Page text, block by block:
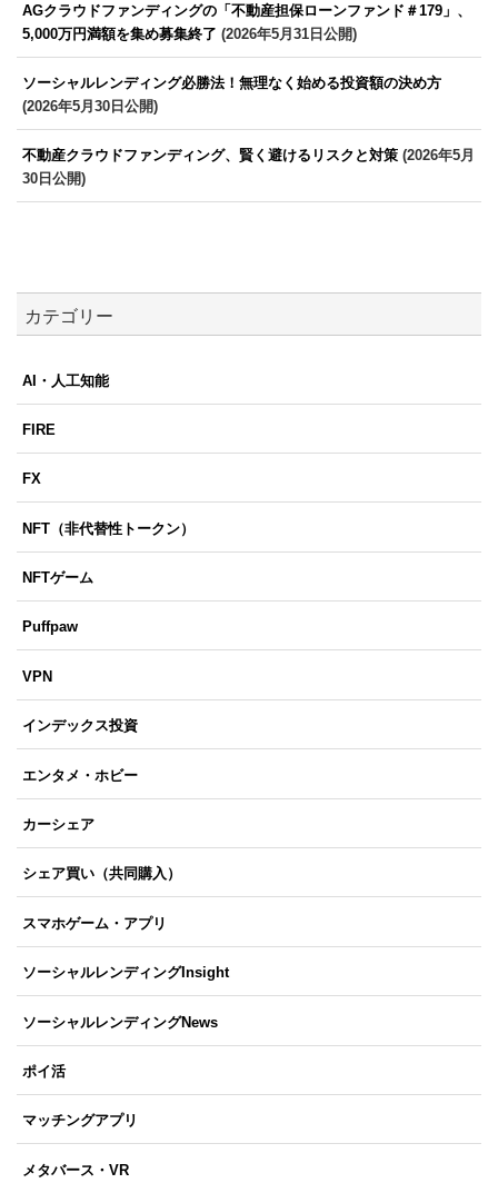
AGクラウドファンディングの「不動産担保ローンファンド＃179」、
5,000万円満額を集め募集終了 (2026年5月31日公開)
ソーシャルレンディング必勝法！無理なく始める投資額の決め方
(2026年5月30日公開)
不動産クラウドファンディング、賢く避けるリスクと対策 (2026年5月
30日公開)
カテゴリー
AI・人工知能
FIRE
FX
NFT（非代替性トークン）
NFTゲーム
Puffpaw
VPN
インデックス投資
エンタメ・ホビー
カーシェア
シェア買い（共同購入）
スマホゲーム・アプリ
ソーシャルレンディングInsight
ソーシャルレンディングNews
ポイ活
マッチングアプリ
メタバース・VR